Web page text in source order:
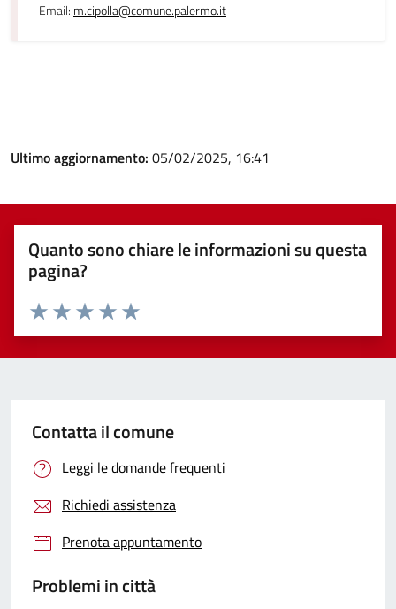
Email: m.cipolla@comune.palermo.it
Ultimo aggiornamento: 05/02/2025, 16:41
Quanto sono chiare le informazioni su questa
pagina?
Valuta 5 stelle su 5
Valuta 4 stelle su 5
Valuta 3 stelle su 5
Valuta 2 stelle su 5
Valuta 1 stelle su 5
Contatta il comune
Leggi le domande frequenti
Richiedi assistenza
Prenota appuntamento
Problemi in città